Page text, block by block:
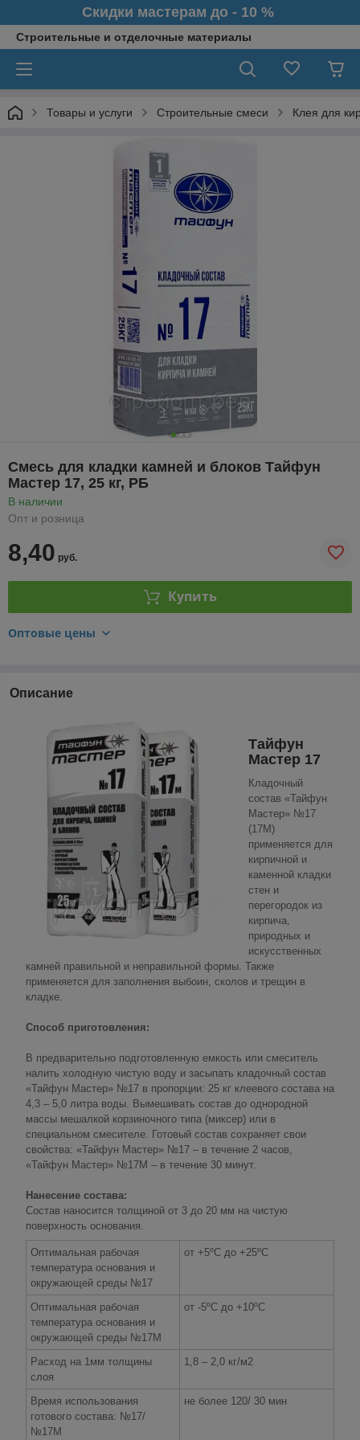
Скидки мастерам до - 10 %
Строительные и отделочные материалы
Товары и услуги Строительные смеси Клея для
Смесь для кладки камней и блоков Тайфун
Мастер 17, 25 кг, РБ
В наличии
Опт и розница
8,40 руб.
Купить
Оптовые цены
Описание
Тайфун
Мастер 17
Кладочный
состав «Тайфун
Мастер» №17
(17М)
применяется для
кирпичной и
каменной кладки
стен и
перегородок из
кирпича,
природных и
искусственных
камней пра­вильной и неправильной формы. Также
применяется для запол­нения выбоин, сколов и трещин в
кладке.
Способ приготовления:
В предварительно подготовленную емкость или смеситель
налить холод­ную чистую воду и засыпать кладочный состав
«Тайфун Мастер» №17 в пропорции: 25 кг клеевого состава на
4,3 – 5,0 литра воды. Вымешивать состав до однородной
массы мешалкой корзиночного типа (миксер) или в
специальном смесителе. Готовый состав сохраняет свои
свойства: «Тайфун Мастер» №17 – в течение 2 часов,
«Тайфун Мастер» №17М – в течение 30 минут.
Нанесение состава:
Состав наносится толщиной от 3 до 20 мм на чистую
поверхность основания.
Оптимальная рабочая
температура основания и
окружающей среды №17
от +5ºС до +25ºС
Оптимальная рабочая
температура основания и
окружающей среды №17М
от -5ºС до +10ºС
Расход на 1мм толщины
слоя
1,8 – 2,0 кг/м2
Время использования
готового состава: №17/
№17М
не более 120/ 30 мин